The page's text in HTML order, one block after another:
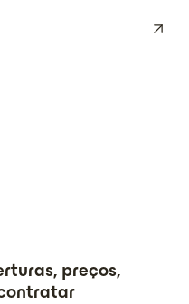
preços,